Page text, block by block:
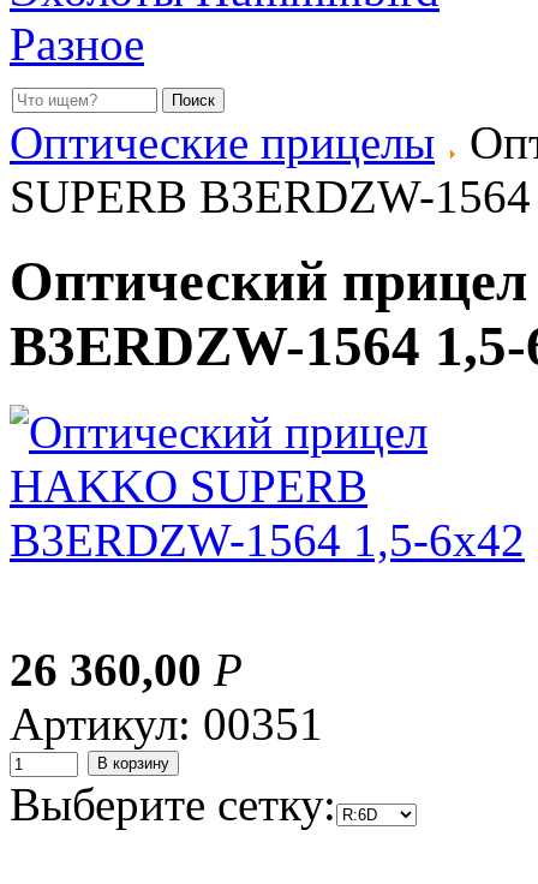
Разное
Оптические прицелы
SUPERB B3ERDZW-
Оптический
B3ERDZW-1564 1,5-
26 360,00 Р
Артикул: 00351
Выберите сетку: